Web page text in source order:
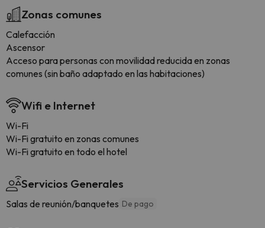
Zonas comunes
Calefacción
Ascensor
Acceso para personas con movilidad reducida en zonas
comunes (sin baño adaptado en las habitaciones)
Wifi e Internet
Wi-Fi
Wi-Fi gratuito en zonas comunes
Wi-Fi gratuito en todo el hotel
Servicios Generales
Salas de reunión/banquetes De pago